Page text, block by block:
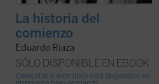
La historia del
comienzo
Eduardo Riaza
SÓLO DISPONIBLE EN EBOOK
Consultar si este libro está disponible en